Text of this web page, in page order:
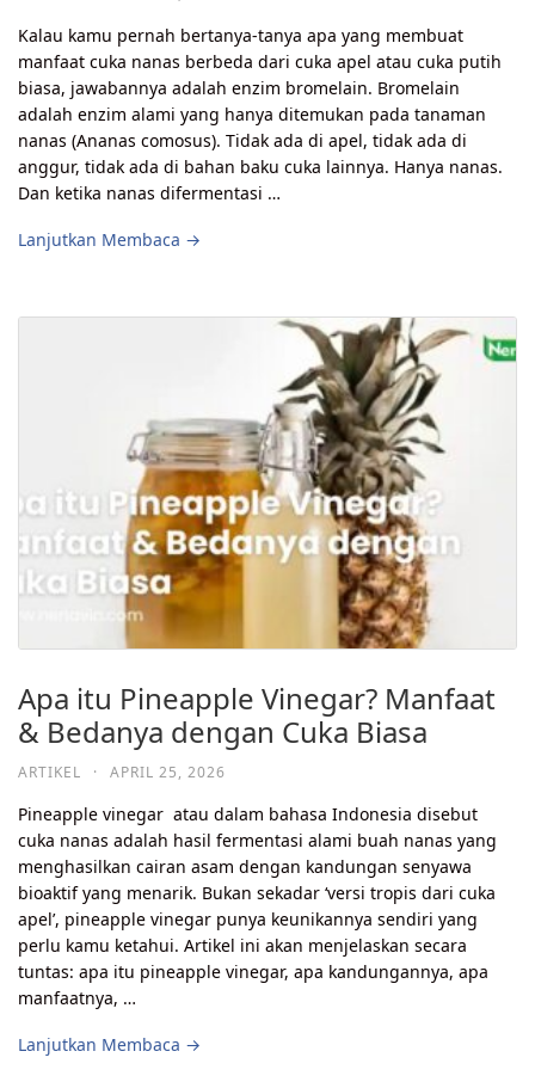
Kalau kamu pernah bertanya-tanya apa yang membuat
manfaat cuka nanas berbeda dari cuka apel atau cuka putih
biasa, jawabannya adalah enzim bromelain. Bromelain
adalah enzim alami yang hanya ditemukan pada tanaman
nanas (Ananas comosus). Tidak ada di apel, tidak ada di
anggur, tidak ada di bahan baku cuka lainnya. Hanya nanas.
Dan ketika nanas difermentasi …
Lanjutkan Membaca →
Apa itu Pineapple Vinegar? Manfaat
& Bedanya dengan Cuka Biasa
ARTIKEL · APRIL 25, 2026
Pineapple vinegar atau dalam bahasa Indonesia disebut
cuka nanas adalah hasil fermentasi alami buah nanas yang
menghasilkan cairan asam dengan kandungan senyawa
bioaktif yang menarik. Bukan sekadar ‘versi tropis dari cuka
apel’, pineapple vinegar punya keunikannya sendiri yang
perlu kamu ketahui. Artikel ini akan menjelaskan secara
tuntas: apa itu pineapple vinegar, apa kandungannya, apa
manfaatnya, …
Lanjutkan Membaca →